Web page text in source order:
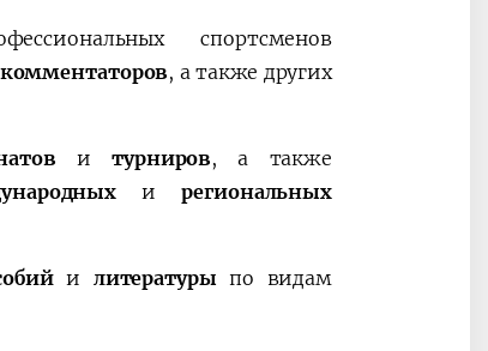
спортсменов
комментаторов, а также других
итурниров, а также
ирегиональных
и литературыпо видам